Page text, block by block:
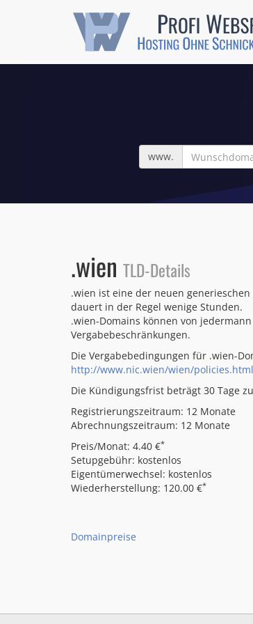
Wunschdomain
www.
.wien TLD-Details
.wien ist eine der neuen
dauert in der Regel wenige Stunden.
.wien-Domains können von
Vergabebeschränkungen.
Die Vergabebedingungen für .wien-
http://www.nic.wien/wien/policies.html
Die Kündigungsfrist beträgt 30 Tage
Registrierungszeitraum: 12 Monate
Abrechnungszeitraum: 12 Monate
Preis/Monat: 4.40 €*
Setupgebühr: kostenlos
Eigentümerwechsel: kostenlos
Wiederherstellung: 120.00 €*
Domainpreise